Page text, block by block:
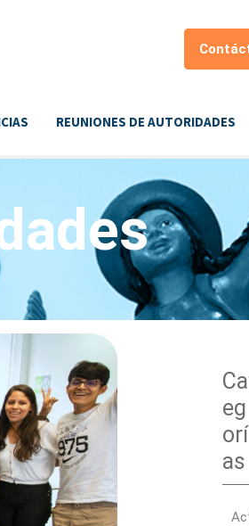
REUNIONES DE AUTORIDADES
eg
orí
as